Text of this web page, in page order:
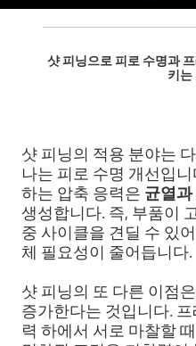
샷 피닝으로 피로 수명과
키는
샷 피닝의 적용 분야는
나는 피로 수명 개선입
하는 압축 응력은 균열과
생성합니다. 즉, 부품이
중 사이클을 견딜 수 있
체 필요성이 줄어듭니다.
샷 피닝의 또 다른 이점은
증가한다는 것입니다.
력 하에서 서로 마찰할